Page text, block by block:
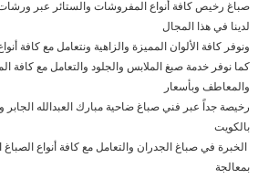
صباغ رخيص كافة أنواع المفروشات والستائر عبر
لدينا في هذا المجال
ونوفر كافة الألوان المميزة والزاهية ونتعامل مع كافة
كما نوفر خدمة صبغ الملابس والجلود والتعامل مع كافة
والمعاطف وبأسعار
رخيصة جداً عبر فني صباغ ضاحية مبارك العبدالله
بالكويت
الخبرة في صباغ الجدران والتعامل مع كافة أنواع الصباغ
بمعالجة